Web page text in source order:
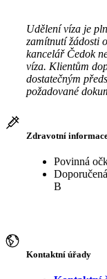
Udělení víza je
zamítnutí žádosti
kancelář Čedok
víza. Klientům
dostatečným
požadované
Zdravotní
Povinná
B
Kontaktní úřady